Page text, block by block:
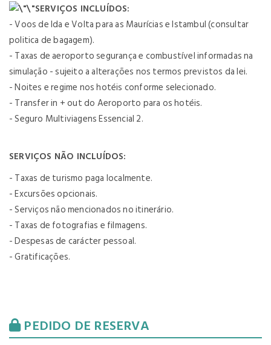
SERVIÇOS INCLUÍDOS:
- Voos de Ida e Volta para as Maurícias e Istambul (consultar
politica de bagagem).
- Taxas de aeroporto segurança e combustível informadas na
simulação - sujeito a alterações nos termos previstos da lei.
- Noites e regime nos hotéis conforme selecionado.
- Transfer in + out do Aeroporto para os hotéis.
- Seguro Multiviagens Essencial 2.
SERVIÇOS NÃO INCLUÍDOS:
- Taxas de turismo paga localmente.
- Excursões opcionais.
- Serviços não mencionados no itinerário.
- Taxas de fotografias e filmagens.
- Despesas de carácter pessoal.
- Gratificações.
PEDIDO DE RESERVA